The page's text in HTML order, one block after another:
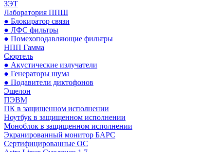
ЗЭТ
Лаборатория ППШ
● Блокиратор связи
● ЛФС фильтры
● Помехоподавляющие фильтры
НПП Гамма
Сюртель
● Акустические излучатели
● Генераторы шума
● Подавители диктофонов
Эшелон
ПЭВМ
ПК в защищенном исполнении
Ноутбук в защищенном исполнении
Моноблок в защищенном исполнении
Экранированный монитор БАРС
Сертифицированные ОС